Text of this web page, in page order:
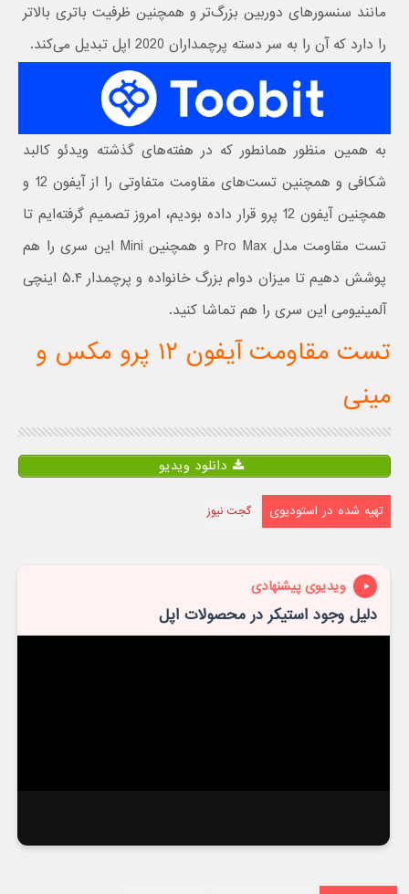
مانند سنسورهای دوربین بزرگ‌تر و همچنین ظرفیت باتری بالاتر
را دارد که آن را به سر دسته پرچمداران 2020 اپل تبدیل می‌کند.
به همین منظور همانطور که در هفته‌های گذشته ویدئو کالبد
شکافی و همچنین تست‌های مقاومت متفاوتی را از آیفون 12 و
همچنین آیفون 12 پرو قرار داده بودیم، امروز تصمیم گرفته‌ایم تا
تست مقاومت مدل Pro Max و همچنین Mini این سری را هم
پوشش دهیم تا میزان دوام بزرگ خانواده و پرچمدار ۵.۴ اینچی
آلمینیومی این سری را هم تماشا کنید.
تست مقاومت آیفون ۱۲ پرو مکس و
مینی
دانلود ویدیو
تهیه شده در استودیوی گجت نیوز
ویدیوی پیشنهادی
دلیل وجود استیکر در محصولات اپل